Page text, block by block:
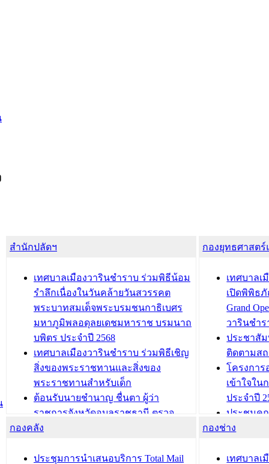
สำนักปลัดฯ
เทศบาลเมืองวารินชำราบ ร่วมพิธีน้อม
รำลึกเนื่องในวันคล้ายวันสวรรคต
พระบาทสมเด็จพระบรมชนกาธิเบศร
มหาภูมิพลอดุลยเดชมหาราช บรมนาถ
บพิตร ประจำปี 2568
เทศบาลเมืองวารินชำราบ ร่วมพิธีเชิญ
สิ่งของพระราชทานและสิ่งของ
พระราชทานสำหรับเด็ก
ต้อนรับนายชำนาญ ชื่นตา ผู้ว่า
ราชการจังหวัดอุบลราชธานี ตรวจ
ความเรียบร้อยของสถานที่ในการเตรี
องคมนตรี
กองยุทธศาสต
เทศบาลเ
เปิดพิพิธภั
Grand
วารินชำร
ประชาสัม
ติดตามส
โครงกา
เข้าใจใน
ประจำปี
ประชุมค
ความเสี่ย
ประชุมที
กองคลัง
ประชุมการนำเสนอบริการ Total Mail
กองช่าง
เทศบาลเ